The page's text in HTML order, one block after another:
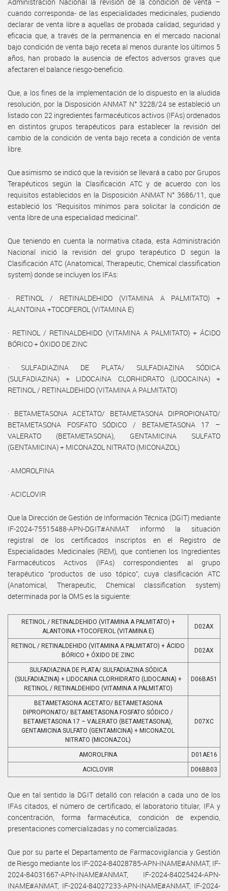
cuando corresponda- de las especialidades medicinales, pudiendo
declarar de venta libre a aquellas de probada calidad, seguridad y
eficacia que, a través de la permanencia en el mercado nacional
bajo condición de venta bajo receta al menos durante los últimos 5
años, han probado la ausencia de efectos adversos graves que
afectaren el balance riesgo-beneficio.
Que, a los fines de la implementación de lo dispuesto en la aludida
resolución, por la Disposición ANMAT N° 3228/24 se estableció un
listado con 22 ingredientes farmacéuticos activos (IFAs) ordenados
en distintos grupos terapéuticos para establecer la revisión del
cambio de la condición de venta bajo receta a condición de venta
libre.
Que asimismo se indicó que la revisión se llevará a cabo por Grupos
Terapéuticos según la Clasificación ATC y de acuerdo con los
requisitos establecidos en la Disposición ANMAT N° 3686/11, que
estableció los “Requisitos mínimos para solicitar la condición de
venta libre de una especialidad medicinal”.
Que teniendo en cuenta la normativa citada, esta Administración
Nacional inició la revisión del grupo terapéutico D según la
Clasificación ATC (Anatomical, Therapeutic, Chemical classification
system) donde se incluyen los IFAs:
· RETINOL / RETINALDEHIDO (VITAMINA A PALMITATO) +
ALANTOINA +TOCOFEROL (VITAMINA E)
· RETINOL / RETINALDEHIDO (VITAMINA A PALMITATO) + ÁCIDO
BÓRICO + ÓXIDO DE ZINC
· SULFADIAZINA DE PLATA/ SULFADIAZINA SÓDICA
(SULFADIAZINA) + LIDOCAINA CLORHIDRATO (LIDOCAINA) +
RETINOL / RETINALDEHIDO (VITAMINA A PALMITATO)
· BETAMETASONA ACETATO/ BETAMETASONA DIPROPIONATO/
BETAMETASONA FOSFATO SÓDICO / BETAMETASONA 17 –
VALERATO (BETAMETASONA), GENTAMICINA SULFATO
(GENTAMICINA) + MICONAZOL NITRATO (MICONAZOL)
· AMOROLFINA
· ACICLOVIR
Que la Dirección de Gestión de Información Técnica (DGIT) mediante
IF-2024-75515488-APN-DGIT#ANMAT informó la situación
registral de los certificados inscriptos en el Registro de
Especialidades Medicinales (REM), que contienen los Ingredientes
Farmacéuticos Activos (IFAs) correspondientes al grupo
terapéutico “productos de uso tópico”, cuya clasificación ATC
(Anatomical, Therapeutic, Chemical classification system)
determinada por la OMS es la siguiente:
RETINOL / RETINALDEHIDO (VITAMINA A PALMITATO) +
ALANTOINA +TOCOFEROL (VITAMINA E)
D02AX
RETINOL / RETINALDEHIDO (VITAMINA A PALMITATO) + ÁCIDO
BÓRICO + ÓXIDO DE ZINC
D02AX
SULFADIAZINA DE PLATA/ SULFADIAZINA SÓDICA
(SULFADIAZINA) + LIDOCAINA CLORHIDRATO (LIDOCAINA) +
RETINOL / RETINALDEHIDO (VITAMINA A PALMITATO)
D06BA51
BETAMETASONA ACETATO/ BETAMETASONA
DIPROPIONATO/ BETAMETASONA FOSFATO SÓDICO /
BETAMETASONA 17 – VALERATO (BETAMETASONA),
GENTAMICINA SULFATO (GENTAMICINA) + MICONAZOL
NITRATO (MICONAZOL)
D07XC
AMOROLFINA D01AE16
ACICLOVIR D06BB03
Que en tal sentido la DGIT detalló con relación a cada uno de los
IFAs citados, el número de certificado, el laboratorio titular, IFA y
concentración, forma farmacéutica, condición de expendio,
presentaciones comercializadas y no comercializadas.
Que por su parte el Departamento de Farmacovigilancia y Gestión
de Riesgo mediante los IF-2024-84028785-APN-INAME#ANMAT, IF-
2024-84031667-APN-INAME#ANMAT, IF-2024-84025424-APN-
INAME#ANMAT, IF-2024-84027233-APN-INAME#ANMAT, IF-2024-